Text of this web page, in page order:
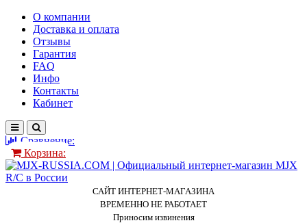
О компании
Доставка и оплата
Отзывы
Гарантия
FAQ
Инфо
Контакты
Кабинет
Сравнение:
Корзина:
САЙТ ИНТЕРНЕТ-МАГАЗИНА
ВРЕМЕННО НЕ РАБОТАЕТ
Приносим извинения